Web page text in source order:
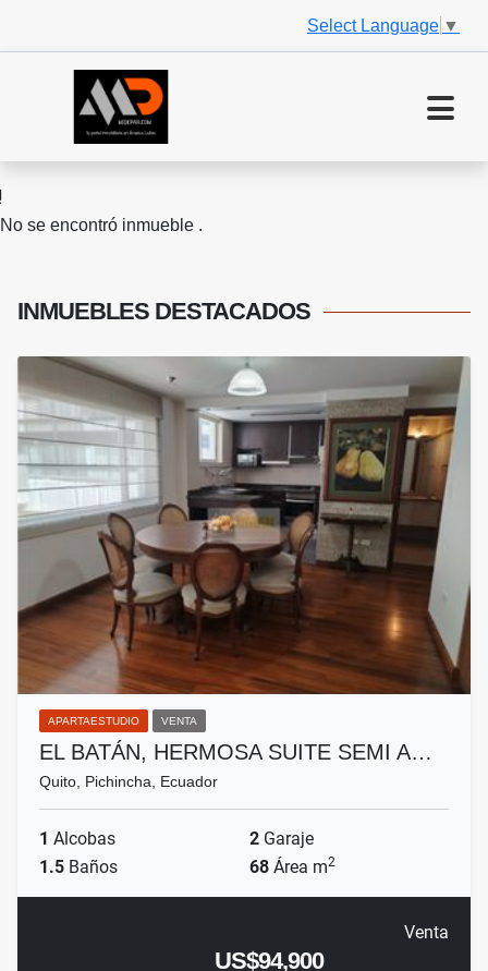
Select Language ▼
No se encontró inmueble .
INMUEBLES DESTACADOS
APARTAESTUDIO VENTA
EL BATÁN, HERMOSA SUITE SEMI A…
Quito, Pichincha, Ecuador
1 Alcobas 2 Garaje
1.5 Baños 68 Área m2
Venta
US$94,900